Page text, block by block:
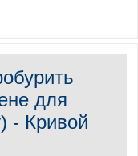
для
- Кривой